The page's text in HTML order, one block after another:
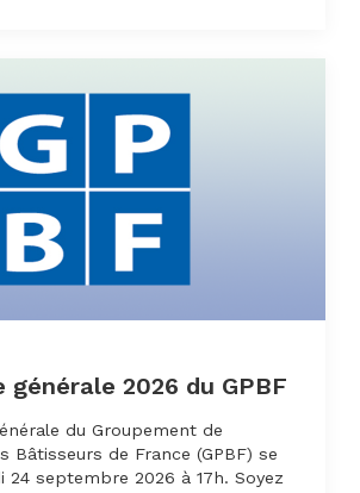
générale 2026 du GPBF
du Groupement de
Bâtisseurs de France (GPBF) se
24 septembre 2026 à 17h. Soyez